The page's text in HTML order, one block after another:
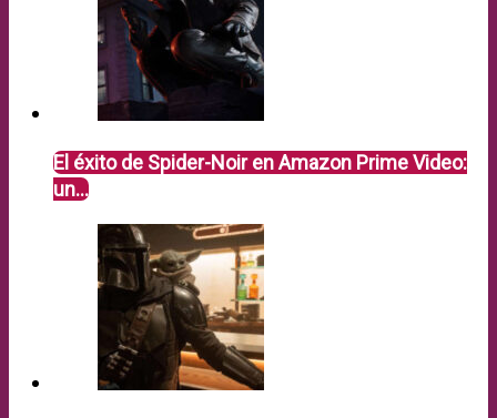
El éxito de Spider-Noir en Amazon Prime Video:
un…